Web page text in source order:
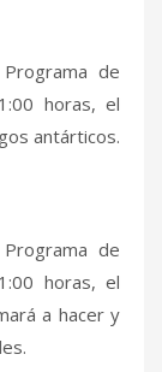
Programa de
horas, el
antárticos.
Programa de
horas, el
a hacer y